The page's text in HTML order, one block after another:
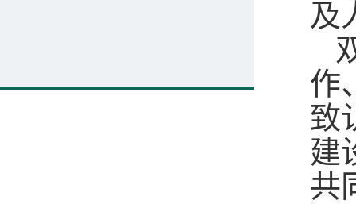
及
作
致
建
共